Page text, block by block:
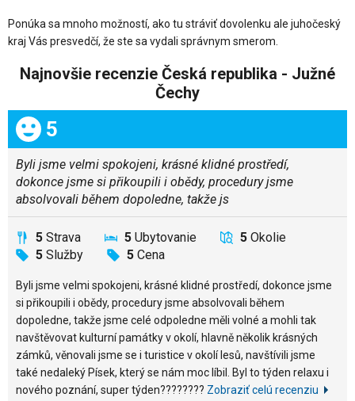
Ponúka sa mnoho možností, ako tu stráviť dovolenku ale juhočeský
kraj Vás presvedčí, že ste sa vydali správnym smerom.
Najnovšie recenzie Česká republika - Južné
Čechy
Celkom:
5
Byli jsme velmi spokojeni, krásné klidné prostředí,
dokonce jsme si přikoupili i obědy, procedury jsme
absolvovali během dopoledne, takže js
5 Strava 5 Ubytovanie 5 Okolie
5 Služby 5 Cena
Byli jsme velmi spokojeni, krásné klidné prostředí, dokonce jsme
si přikoupili i obědy, procedury jsme absolvovali během
dopoledne, takže jsme celé odpoledne měli volné a mohli tak
navštěvovat kulturní památky v okolí, hlavně několik krásných
zámků, věnovali jsme se i turistice v okolí lesů, navštívili jsme
také nedaleký Písek, který se nám moc líbil. Byl to týden relaxu i
nového poznání, super týden???????? Zobraziť celú recenziu